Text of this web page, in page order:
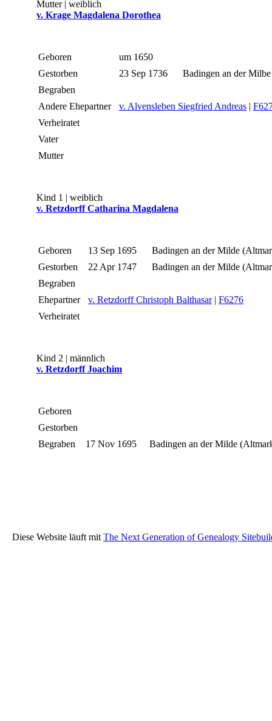
Mutter | weiblich
v. Krage Magdalena Dorothea
Geboren
um 1650
Gestorben
23 Sep 1736
Badingen an der
Begraben
Andere Ehepartner
v. Alvensleben Siegfried Andreas |
Verheiratet
Vater
Mutter
Kind 1 | weiblich
v. Retzdorff Catharina Magdalena
Geboren 13 Sep 1695
Badingen an der Milde
Gestorben
22 Apr 1747
Badingen an der Milde
Begraben
Ehepartner
v. Retzdorff Christoph Balthasar| F6276
Verheiratet
Kind 2 | männlich
v. Retzdorff Joachim
Geboren
Gestorben
Begraben
17 Nov 1695 Badingen an der Milde
Diese Website läuft mit The Next Generation of Genealogy